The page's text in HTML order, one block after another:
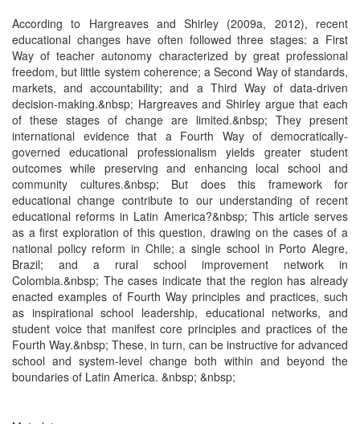
According to Hargreaves and Shirley (2009a, 2012), recent
educational changes have often followed three stages: a First
Way of teacher autonomy characterized by great professional
freedom, but little system coherence; a Second Way of standards,
markets, and accountability; and a Third Way of data-driven
decision-making.&nbsp; Hargreaves and Shirley argue that each
of these stages of change are limited.&nbsp; They present
international evidence that a Fourth Way of democratically-
governed educational professionalism yields greater student
outcomes while preserving and enhancing local school and
community cultures.&nbsp; But does this framework for
educational change contribute to our understanding of recent
educational reforms in Latin America?&nbsp; This article serves
as a first exploration of this question, drawing on the cases of a
national policy reform in Chile; a single school in Porto Alegre,
Brazil; and a rural school improvement network in
Colombia.&nbsp; The cases indicate that the region has already
enacted examples of Fourth Way principles and practices, such
as inspirational school leadership, educational networks, and
student voice that manifest core principles and practices of the
Fourth Way.&nbsp; These, in turn, can be instructive for advanced
school and system-level change both within and beyond the
boundaries of Latin America. &nbsp; &nbsp;